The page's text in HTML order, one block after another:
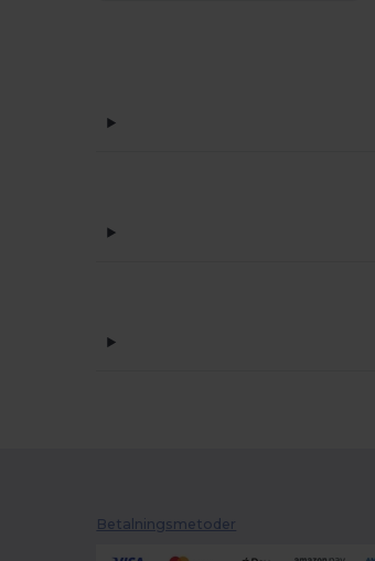
Betalningsmetoder